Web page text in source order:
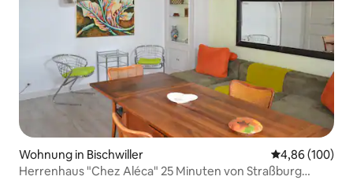
Wohnung in Bischwiller
4,86 (100)
Herrenhaus "Chez Aléca" 25 Minuten von Straßburg